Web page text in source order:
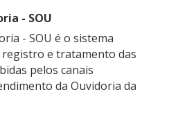
- SOU
- SOU é o sistema
e tratamento das
pelos canais
da Ouvidoria da